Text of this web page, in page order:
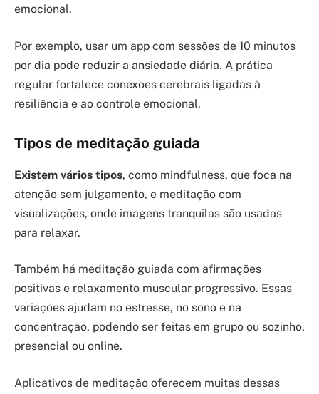
emocional.
Por exemplo, usar um app com sessões de 10 minutos
por dia pode reduzir a ansiedade diária. A prática
regular fortalece conexões cerebrais ligadas à
resiliência e ao controle emocional.
Tipos de meditação guiada
Existem vários tipos, como mindfulness, que foca na
atenção sem julgamento, e meditação com
visualizações, onde imagens tranquilas são usadas
para relaxar.
Também há meditação guiada com afirmações
positivas e relaxamento muscular progressivo. Essas
variações ajudam no estresse, no sono e na
concentração, podendo ser feitas em grupo ou sozinho,
presencial ou online.
Aplicativos de meditação oferecem muitas dessas